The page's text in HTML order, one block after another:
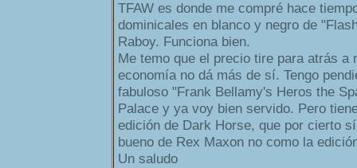
TFAW es donde me compré hace
dominicales en blanco y negro de
Raboy. Funciona bien.
Me temo que el precio tire para atrás a
economía no dá más de sí. Tengo
fabuloso "Frank Bellamy's Heros the
Palace y ya voy bien servido. Pero
edición de Dark Horse, que por cierto
bueno de Rex Maxon no como la
Un saludo